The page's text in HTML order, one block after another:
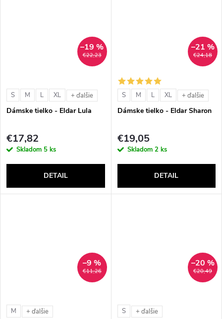
€22,23
–19 %
S M L XL + ďalšie
Dámske tielko - Eldar Lula
€17,82
Skladom 5 ks
DETAIL
€24,18
–21 %
S M L XL + ďalšie
Dámske tielko - Eldar Sharon
€19,05
Skladom 2 ks
DETAIL
€11,26
–9 %
M + ďalšie
€20,49
–20 %
S + ďalšie